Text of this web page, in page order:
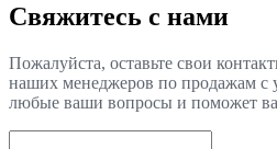
Свяжитесь с нами
Пожалуйста, оставьте свои
наших менеджеров по продажам с
любые ваши вопросы и поможет